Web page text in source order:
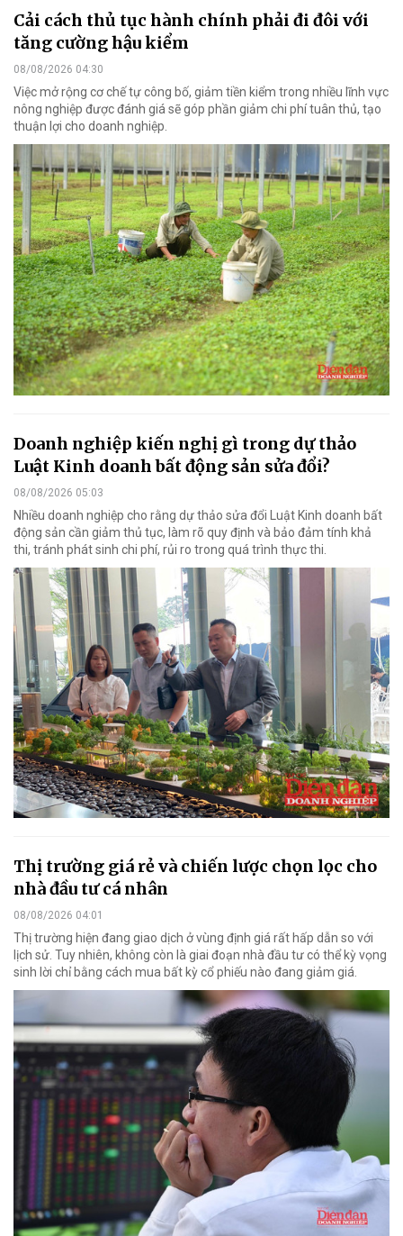
Cải cách thủ tục hành chính phải đi đôi với
tăng cường hậu kiểm
08/08/2026 04:30
Việc mở rộng cơ chế tự công bố, giảm tiền kiểm trong nhiều lĩnh vực
nông nghiệp được đánh giá sẽ góp phần giảm chi phí tuân thủ, tạo
thuận lợi cho doanh nghiệp.
Doanh nghiệp kiến nghị gì trong dự thảo
Luật Kinh doanh bất động sản sửa đổi?
08/08/2026 05:03
Nhiều doanh nghiệp cho rằng dự thảo sửa đổi Luật Kinh doanh bất
động sản cần giảm thủ tục, làm rõ quy định và bảo đảm tính khả
thi, tránh phát sinh chi phí, rủi ro trong quá trình thực thi.
Thị trường giá rẻ và chiến lược chọn lọc cho
nhà đầu tư cá nhân
08/08/2026 04:01
Thị trường hiện đang giao dịch ở vùng định giá rất hấp dẫn so với
lịch sử. Tuy nhiên, không còn là giai đoạn nhà đầu tư có thể kỳ vọng
sinh lời chỉ bằng cách mua bất kỳ cổ phiếu nào đang giảm giá.